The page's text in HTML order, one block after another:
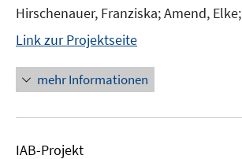
Hirschenauer, Franziska; Amend, Elke;
Link zur Projektseite
mehr Informationen
IAB-Projekt